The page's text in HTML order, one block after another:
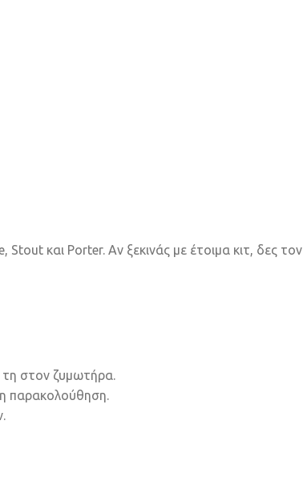
και Porter. Αν ξεκινάς με έτοιμα κιτ, δες τον
τη στον ζυμωτήρα.
παρακολούθηση.